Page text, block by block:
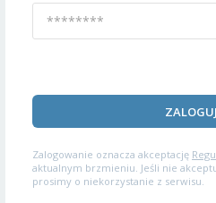
Zalogowanie oznacza akceptację
aktualnym brzmieniu. Jeśli nie
prosimy o niekorzystanie z serwisu.